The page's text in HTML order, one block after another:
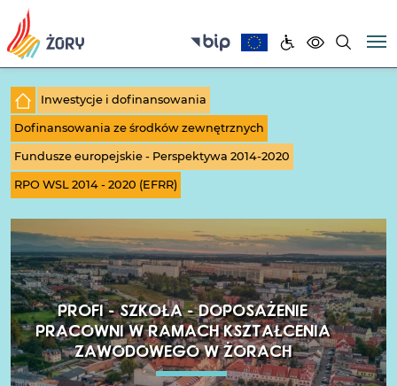
Inwestycje i dofinansowania
Dofinansowania ze środków zewnętrznych
Fundusze europejskie - Perspektywa 2014-2020
RPO WSL 2014 - 2020 (EFRR)
PROFI - SZKOŁA - DOPOSAŻENIE
PRACOWNI W RAMACH KSZTAŁCENIA
ZAWODOWEGO W ŻORACH